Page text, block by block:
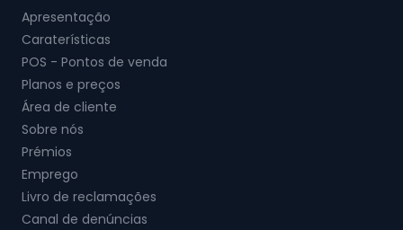
Apresentação
Caraterísticas
POS - Pontos de venda
Planos e preços
Área de cliente
Sobre nós
Prémios
Emprego
Livro de reclamações
Canal de denúncias